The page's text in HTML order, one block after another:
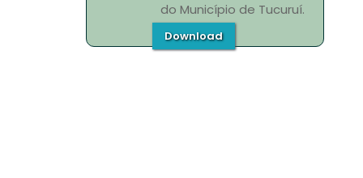
do Município de Tucuruí.
Download